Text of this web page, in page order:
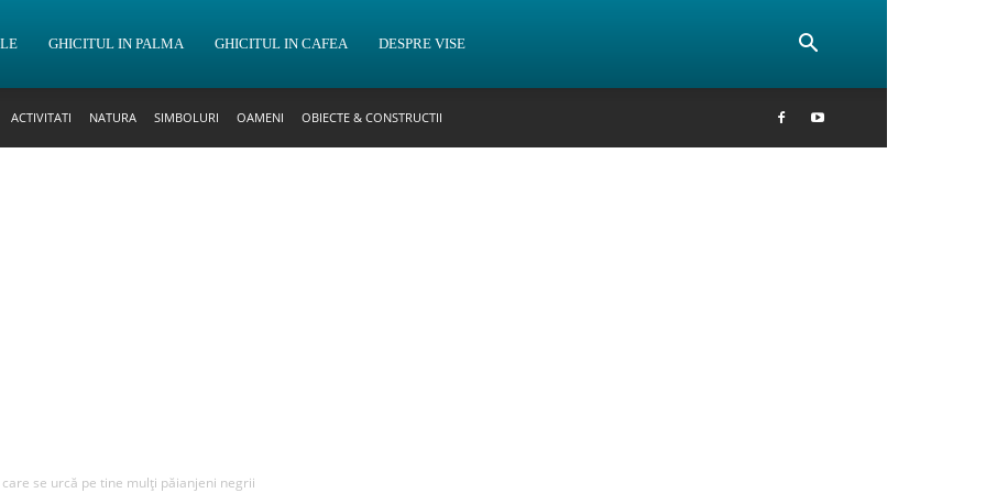
GHICITUL IN PALMA GHICITUL IN CAFEA DESPRE VISE
ACTIVITATI NATURA SIMBOLURI OAMENI OBIECTE & CONSTRUCTII
se urcă pe tine mulți păianjeni negrii